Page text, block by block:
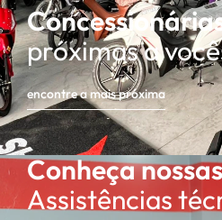
próximas a
encontre a mais próxima
Conheça nossas
Assistências